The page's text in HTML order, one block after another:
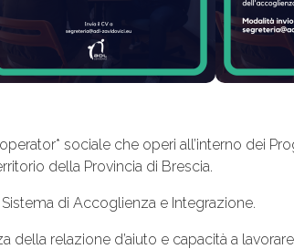
sociale che operi all’interno dei
della Provincia di Brescia.
di Accoglienza e Integrazione.
della relazione d’aiuto e capacità a